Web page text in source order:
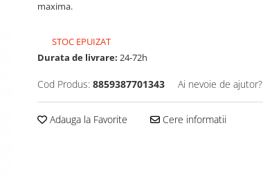
maxima.
STOC EPUIZAT
Durata de livrare: 24-72h
Cod Produs: 8859387701343 Ai nevoie de ajutor?
Adauga la Favorite Cere informatii